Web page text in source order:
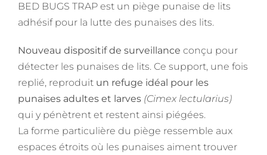
BED BUGS TRAP est un piège punaise de lits
adhésif pour la lutte des punaises des lits.
Nouveau dispositif de surveillance conçu pour
détecter les punaises de lits. Ce support, une fois
replié, reproduit un refuge idéal pour les
punaises adultes et larves (Cimex lectularius)
qui y pénètrent et restent ainsi piégées.
La forme particulière du piège ressemble aux
espaces étroits où les punaises aiment trouver